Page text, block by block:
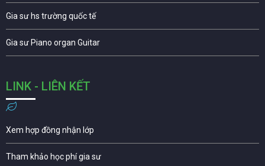
Gia sư hs trường quốc tế
Gia sư Piano organ Guitar
LINK - LIÊN KẾT
Xem hợp đồng nhận lớp
Tham khảo học phí gia sư